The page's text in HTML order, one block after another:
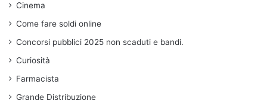
Cinema
Come fare soldi online
Concorsi pubblici 2025 non scaduti e bandi.
Curiosità
Farmacista
Grande Distribuzione